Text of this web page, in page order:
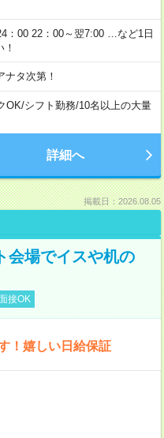
：00 22：00～翌7:00 …など1日
タ次第！
OK/シフト勤務/10名以上の大量
詳細へ
掲載日：2026.08.05
会場でイスや机の
接OK
！嬉しい日給保証